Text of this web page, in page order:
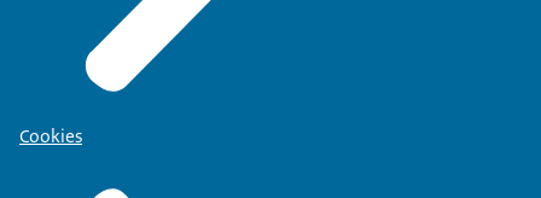
Cookies